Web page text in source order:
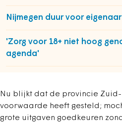
Nijmegen duur voor
'Zorg voor 18+ niet hoog
agenda'
Nu blijkt dat de provincie
voorwaarde heeft gesteld;
grote uitgaven goedkeuren